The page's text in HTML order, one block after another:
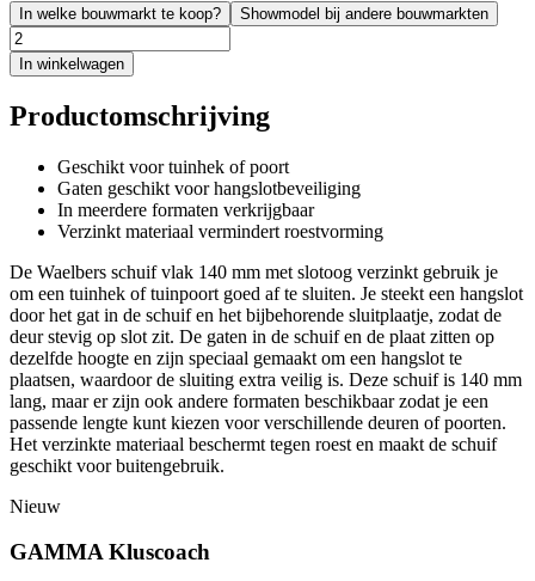
In welke bouwmarkt te koop? Showmodel bij andere bouwmarkten
In winkelwagen
Productomschrijving
Geschikt voor tuinhek of poort
Gaten geschikt voor hangslotbeveiliging
In meerdere formaten verkrijgbaar
Verzinkt materiaal vermindert roestvorming
De Waelbers schuif vlak 140 mm met slotoog verzinkt gebruik je
om een tuinhek of tuinpoort goed af te sluiten. Je steekt een hangslot
door het gat in de schuif en het bijbehorende sluitplaatje, zodat de
deur stevig op slot zit. De gaten in de schuif en de plaat zitten op
dezelfde hoogte en zijn speciaal gemaakt om een hangslot te
plaatsen, waardoor de sluiting extra veilig is. Deze schuif is 140 mm
lang, maar er zijn ook andere formaten beschikbaar zodat je een
passende lengte kunt kiezen voor verschillende deuren of poorten.
Het verzinkte materiaal beschermt tegen roest en maakt de schuif
geschikt voor buitengebruik.
Nieuw
GAMMA Kluscoach